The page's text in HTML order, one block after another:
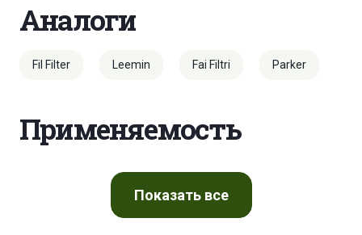
Аналоги
Fil Filter Leemin Fai Filtri Parker
Применяемость
Показатьвсе